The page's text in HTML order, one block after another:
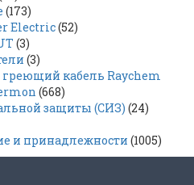
(173)
Electric(52)
(3)
(3)
кабель Raychem
(668)
защиты (СИЗ) (24)
и принадлежности (1005)